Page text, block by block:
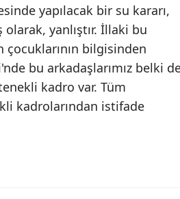
yapılacak bir su kararı,
olarak, yanlıştır. İllaki bu
bilgisinden
bu arkadaşlarımız belki
kadro var. Tüm
kadrolarından istifade